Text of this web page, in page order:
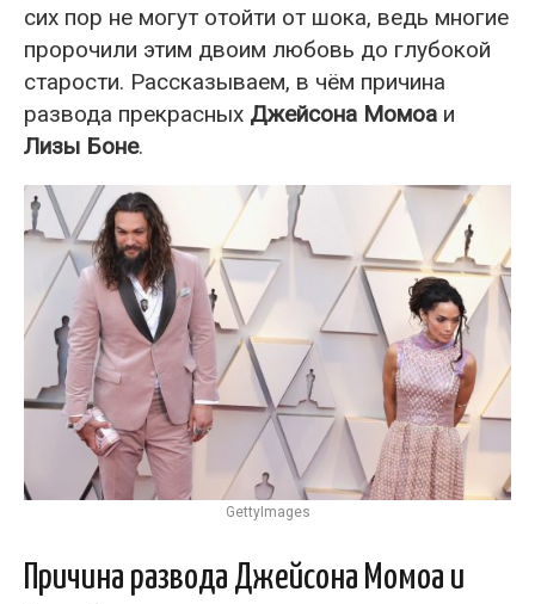
сих пор не могут отойти от шока, ведь многие
пророчили этим двоим любовь до глубокой
старости. Рассказываем, в чём причина
развода прекрасных Джейсона Момоа и
Лизы Боне.
GettyImages
Причина развода Джейсона Момоа и